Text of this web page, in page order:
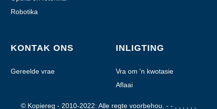
Robotika
KONTAK ONS
Gereelde vrae
INLIGTING
Vra om 'n kwotasie
Aflaai
© Kopiereg - 2010-2022: Alle regte voorbehou. - - , , , , , ,